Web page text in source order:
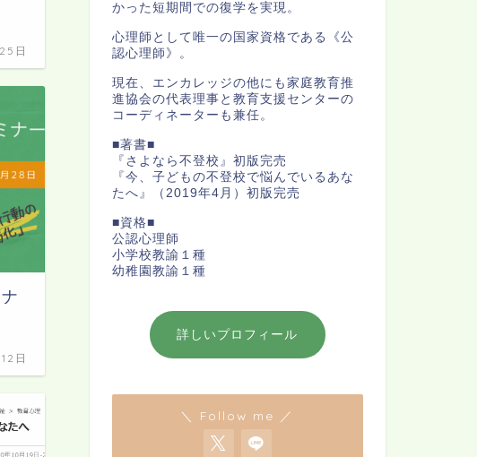
日
日
かった短期間での復学を実現。
心理師として唯一の国家資格である《公
認心理師》。
現在、エンカレッジの他にも家庭教育推
進協会の代表理事と教育支援センターの
コーディネーターも兼任。
■著書■
『さよなら不登校』初版完売
『今、子どもの不登校で悩んでいるあな
たへ』（2019年4月）初版完売
■資格■
公認心理師
小学校教諭１種
幼稚園教諭１種
詳しいプロフィール
＼ Follow me ／